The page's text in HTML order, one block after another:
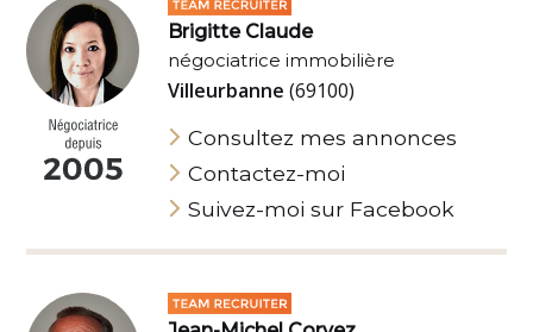
Brigitte Claude
négociatrice immobilière
Villeurbanne(69100)
Consultez mes annonces
Contactez-moi
Suivez-moi sur Facebook